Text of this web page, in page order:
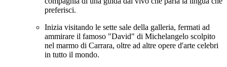
preferisci.
Inizia visitando le sette sale della galleria, fermati ad
ammirare il famoso "David" di Michelangelo scolpito
nel marmo di Carrara, oltre ad altre opere d'arte celebri
in tutto il mondo.